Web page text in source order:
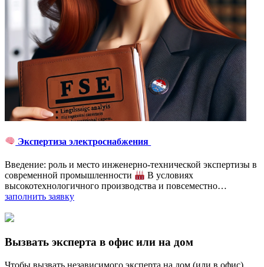
Экспертиза электроснабжения
Введение: роль и место инженерно-технической экспертизы в
современной промышленности
В условиях
высокотехнологичного производства и повсеместно…
заполнить заявку
Вызвать эксперта в офис или на дом
Чтобы вызвать независимого эксперта на дом (или в офис),